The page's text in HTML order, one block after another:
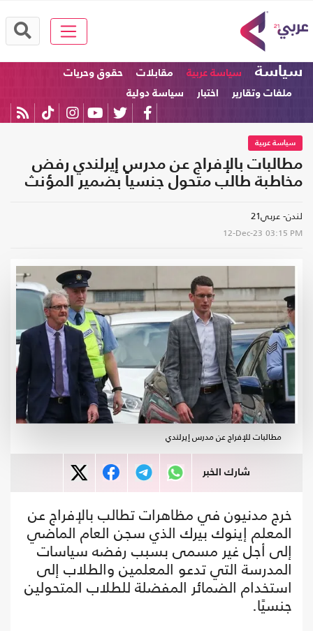
سياسة سياسة عربية مقابلات
حقوق وحريات
ملفات وتقارير
اختبار سياسة دولية
سياسة عربية
مطالبات بالإفراج عن مدرس إيرلندي رفض
مخاطبة طالب متحول جنسياً بضمير المؤنث
لندن- عربي21
12-Dec-23 03:15 PM
مطالبات للإفراج عن مدرس إيرلندي
شارك الخبر
خرج مدنيون في مظاهرات تطالب بالإفراج عن
المعلم إينوك بيرك الذي سجن العام الماضي
إلى أجل غير مسمى بسبب رفضه سياسات
المدرسة التي تدعو المعلمين والطلاب إلى
استخدام الضمائر المفضلة للطلاب المتحولين
جنسيًا.